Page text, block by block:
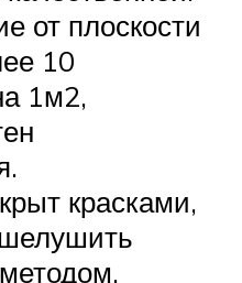
от плоскости
10
1м2,
красками,